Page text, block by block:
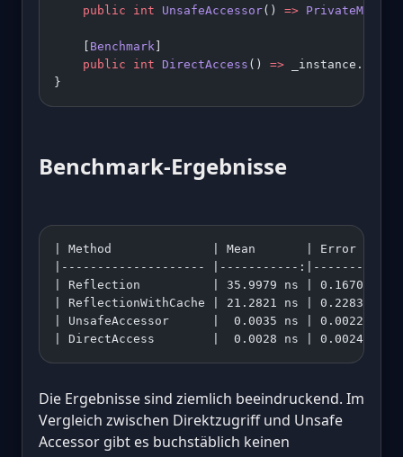
    public
int UnsafeAccessor() => PrivateMethod
Benchmark
    public
int DirectAccess () => _instance.
}
Benchmark-Ergebnisse
| Method              | Mean       | Error     |
|-------------------- |-----------:|----------
| Reflection          | 35.9979 ns | 0.1670 ns |
| ReflectionWithCache | 21.2821 ns | 0.2283 ns
| UnsafeAccessor      |  0.0035 ns | 0.0022 ns
| DirectAccess        |  0.0028 ns | 0.0024 ns |
Die Ergebnisse sind ziemlich beeindruckend. Im
Vergleich zwischen Direktzugriff und Unsafe
Accessor gibt es buchstäblich keinen